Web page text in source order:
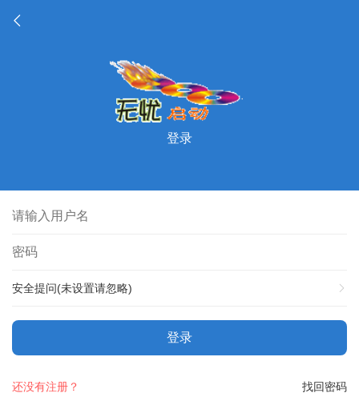
登录
安全提问(未设置请忽略)
登录
找回密码
还没有注册？